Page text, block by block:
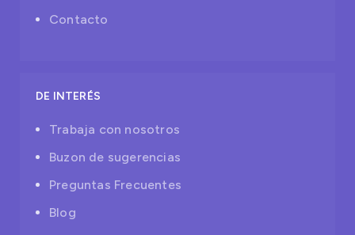
Contacto
DE INTERÉS
Trabaja con nosotros
Buzon de sugerencias
Preguntas Frecuentes
Blog